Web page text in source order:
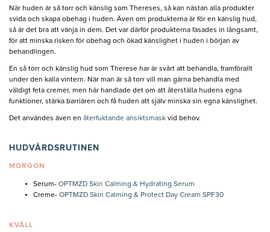
När huden är så torr och känslig som Thereses, så kan nästan alla produkter
svida och skapa obehag i huden. Även om produkterna är för en känslig hud,
så är det bra att vänja in dem. Det var därför produkterna fasades in långsamt,
för att minska risken för obehag och ökad känslighet i huden i början av
behandlingen.
En så torr och känslig hud som Therese har är svårt att behandla, framförallt
under den kalla vintern. När man är så torr vill man gärna behandla med
väldigt feta cremer, men här handlade det om att återställa hudens egna
funktioner, stärka barriären och få huden att själv minska sin egna känslighet.
Det användes även en återfuktande ansiktsmask vid behov.
HUDVÅRDSRUTINEN
MORGON
Serum- OPTMZD Skin Calming & Hydrating Serum
Creme- OPTMZD Skin Calming & Protect Day Cream SPF30
KVÄLL